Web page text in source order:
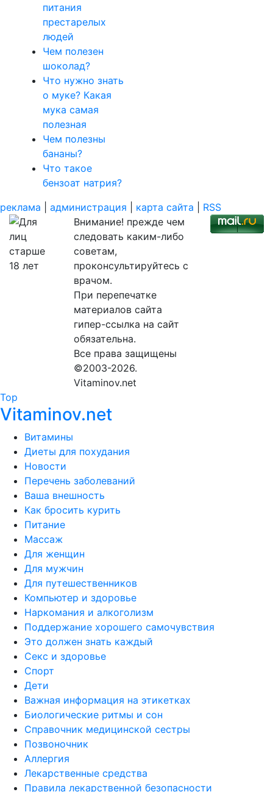
питания
престарелых
людей
Чем полезен
шоколад?
Что нужно знать
о муке? Какая
мука самая
полезная
Чем полезны
бананы?
Что такое
бензоат натрия?
реклама
администрация карта сайта
RSS
Внимание! прежде чем
следовать каким-либо
советам,
проконсультируйтесь с
врачом.
При перепечатке
материалов сайта
гипер-ссылка на сайт
обязательна.
Все права защищены
©2003-2026.
Vitaminov.net
Top
Vitaminov.net
Витамины
Диеты для похудания
Новости
Перечень заболеваний
Ваша внешность
Как бросить курить
Питание
Массаж
Для женщин
Для мужчин
Для путешественников
Компьютер и здоровье
Наркомания и алкоголизм
Поддержание хорошего самочувствия
Это должен знать каждый
Секс и здоровье
Спорт
Дети
Важная информация на этикетках
Биологические ритмы и сон
Справочник медицинской сестры
Позвоночник
Аллергия
Лекарственные средства
Правила лекарственной безопасности